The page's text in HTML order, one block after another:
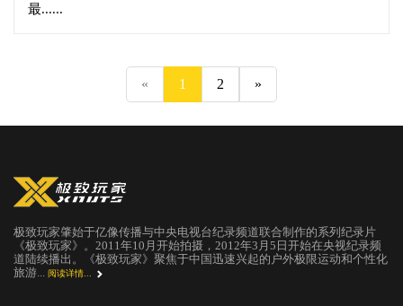
最......
« 1 2 »
极致玩家肇始于亿像传播与中央电视台纪录频道联合制作的系列纪录片
《极致玩家》。2011年10月开始拍摄，2012年3月5日开始在央视纪录频
道陆续播出。《极致玩家》聚焦于中国迅速兴起的户外极限运动和个性化
旅游... 阅读详情...